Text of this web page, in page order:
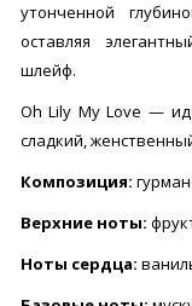
утонченной
оставляя
шлейф.
Oh Lily My Love —
сладкий,
Композиция:
Верхние ноты:
Ноты сердца: